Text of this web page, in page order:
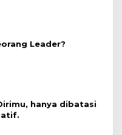
Leader?
hanya dibatasi